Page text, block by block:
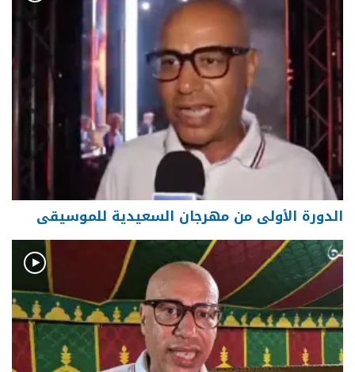
الدورة الأولى من مهرجان السعيدية للموسيقى